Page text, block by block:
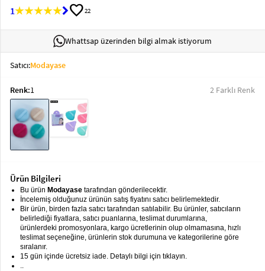
Sweatshirt
T-Shirt
Ev
Giyimkeyboard_arrow_down
Takımlarkeyboard_arrow_down
Elbise
Alt
Giyimkeyboard_arrow_down
Dış
Giyimkeyboard_arrow_down
Tesettür
1
favorite22
Whattsap üzerinden bilgi almak istiyorum
Satıcı:Modayase
Renk:1 2 Farklı Renk
Ürün Bilgileri
Bu ürün Modayase tarafından gönderilecektir.
İncelemiş olduğunuz ürünün satış fiyatını satıcı belirlemektedir.
Bir ürün, birden fazla satıcı tarafından satılabilir. Bu ürünler, satıcıların
belirlediği fiyatlara, satıcı puanlarına, teslimat durumlarına,
ürünlerdeki promosyonlara, kargo ücretlerinin olup olmamasına, hızlı
teslimat seçeneğine, ürünlerin stok durumuna ve kategorilerine göre
sıralanır.
15 gün içinde ücretsiz iade. Detaylı bilgi için tıklayın.
..